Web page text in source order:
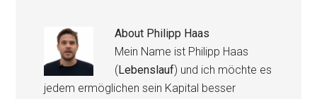
About Philipp Haas
Mein Name ist Philipp Haas
(Lebenslauf) und ich möchte es
jedem ermöglichen sein Kapital besser